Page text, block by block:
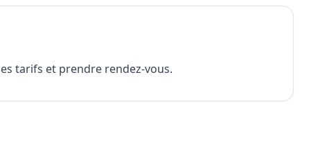
tarifs et prendre rendez-vous.